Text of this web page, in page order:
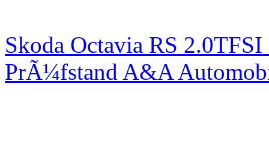
Skoda Octavia RS
PrÃ¼fstand A&A